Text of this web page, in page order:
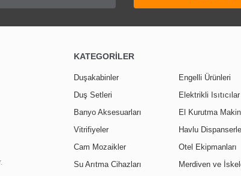
KATEGORİLER
Duşakabinler
Duş Setleri
Banyo Aksesuarları
Vitrifiyeler
Cam Mozaikler
Su Arıtma Cihazları
Engelli Ürünleri
Elektrikli Isıtıcılar
El Kurutma
Havlu
Otel Ekipmanları
Merdiven ve